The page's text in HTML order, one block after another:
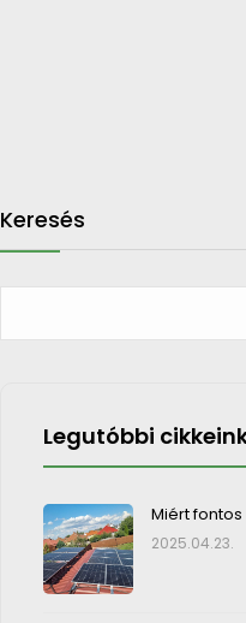
Keresés
Legutóbbi
Miért
2025.04.23.